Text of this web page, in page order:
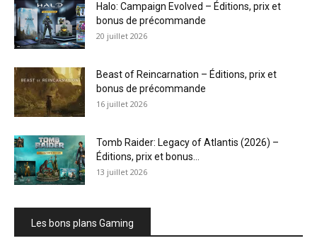
Halo: Campaign Evolved – Éditions, prix et
bonus de précommande
20 juillet 2026
Beast of Reincarnation – Éditions, prix et
bonus de précommande
16 juillet 2026
Tomb Raider: Legacy of Atlantis (2026) –
Éditions, prix et bonus...
13 juillet 2026
Les bons plans Gaming